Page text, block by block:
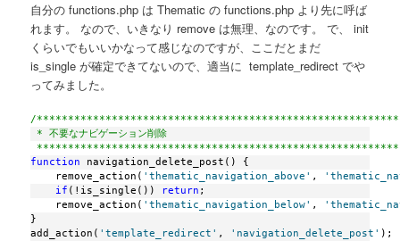
自分の functions.php は Thematic の functions.php より先に呼ば
れます。 なので、いきなり remove は無理、なのです。 で、 init
くらいでもいいかなって感じなのですが、ここだとまだ
is_single が確定できてないので、適当に template_redirect でや
ってみました。
/
* 不要なナビゲーション削除
function navigation_delete_post() {
    remove_action(
'thematic_navigation_above' ,
if (!is_single()) return ;
    remove_action(
'thematic_navigation_below' ,
}
add_action( 'template_redirect' , 'navigation_delete_post' );